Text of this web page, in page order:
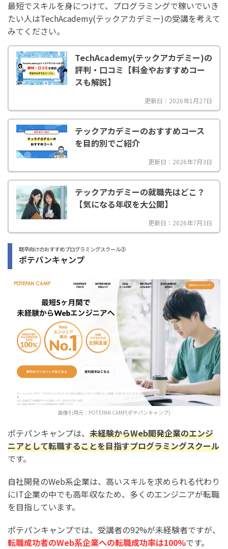
最短でスキルを身につけて、プログラミングで稼いでいき
たい人はTechAcademy(テックアカデミー)の受講を考えて
みてください。
TechAcademy(テックアカデミー)の
評判・口コミ【料金やおすすめコー
スも解説】
更新日：2026年1月27日
テックアカデミーのおすすめコース
を目的別でご紹介
更新日：2026年7月3日
テックアカデミーの就職先はどこ？
【気になる年収を大公開】
更新日：2026年7月3日
既卒向けのおすすめプログラミングスクール③
ポテパンキャンプ
画像引用元： POTEPAN CAMP(ポテパンキャンプ)
ポテパンキャンプは、 未経験からWeb開発企業のエンジ
ニアとして転職することを目指すプログラミングスクール
です。
自社開発のWeb系企業は、高いスキルを求められる代わり
にIT企業の中でも高年収なため、多くのエンジニアが転職
を目指しています。
ポテパンキャンプでは、受講者の92%が未経験者ですが、
転職成功者のWeb系企業への転職成功率は100%です。